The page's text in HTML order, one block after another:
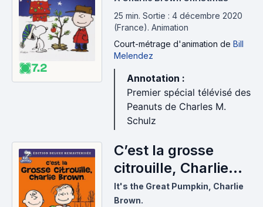
7.2
25 min. Sortie : 4 décembre 2020
(France). Animation
Court-métrage d'animation de Bill
Melendez
Annotation :
Premier spécial télévisé des
Peanuts de Charles M.
Schulz
C’est la grosse
citrouille, Charlie
Brown. (1966)
It's the Great Pumpkin, Charlie
Brown.